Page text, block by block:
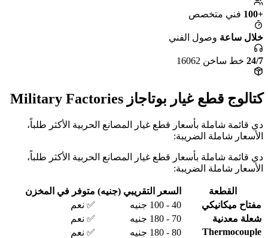
+100 فني متخصص
خلال ساعة وصول الفني
24/7 خط ساخن 16062
كتالوج قطع غيار بوتاجاز Military Factories
دي قائمة شاملة بأسعار قطع غيار المصانع الحربية الأكثر طلباً،
الأسعار شاملة الضريبة:
دي قائمة شاملة بأسعار قطع غيار المصانع الحربية الأكثر طلباً،
الأسعار شاملة الضريبة:
القطعة السعر التقريبي (جنيه) متوفر في المخزن
مفتاح ميكانيكي
40 - 100 جنيه
✅ نعم
شعلة معدنية
70 - 180 جنيه
✅ نعم
Thermocouple
80 - 180 جنيه
✅ نعم